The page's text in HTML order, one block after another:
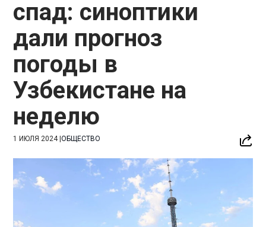
спад: синоптики
дали прогноз
погоды в
Узбекистане на
неделю
1 ИЮЛЯ 2024|ОБЩЕСТВО